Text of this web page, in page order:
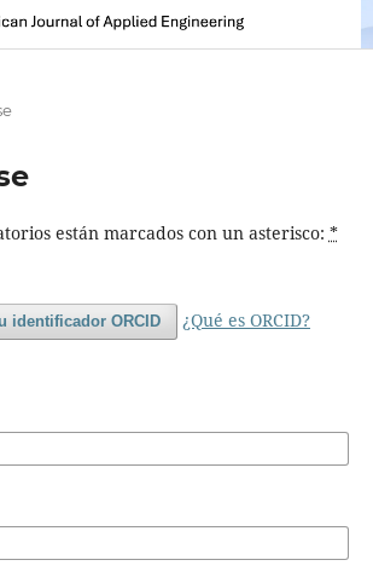
están marcados con un asterisco: *
identificador ORCID ¿Qué es ORCID?